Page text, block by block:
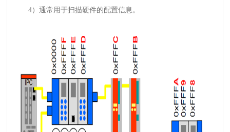
4）通常用于扫描硬件的配置信息。